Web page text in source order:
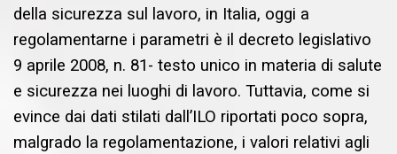
della sicurezza sul lavoro, in Italia, oggi a
regolamentarne i parametri è il decreto legislativo
9 aprile 2008, n. 81- testo unico in materia di salute
e sicurezza nei luoghi di lavoro. Tuttavia, come si
evince dai dati stilati dall’ILO riportati poco sopra,
malgrado la regolamentazione, i valori relativi agli